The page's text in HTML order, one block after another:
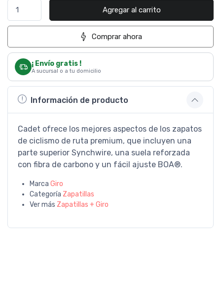
Agregar al carrito
Comprar ahora
¡ Envío gratis !
A sucursal o a tu domicilio
Información de producto
Cadet ofrece los mejores aspectos de los zapatos
de ciclismo de ruta premium, que incluyen una
parte superior Synchwire, una suela reforzada
con fibra de carbono y un fácil ajuste BOA®.
Marca Giro
Categoría Zapatillas
Ver más Zapatillas + Giro